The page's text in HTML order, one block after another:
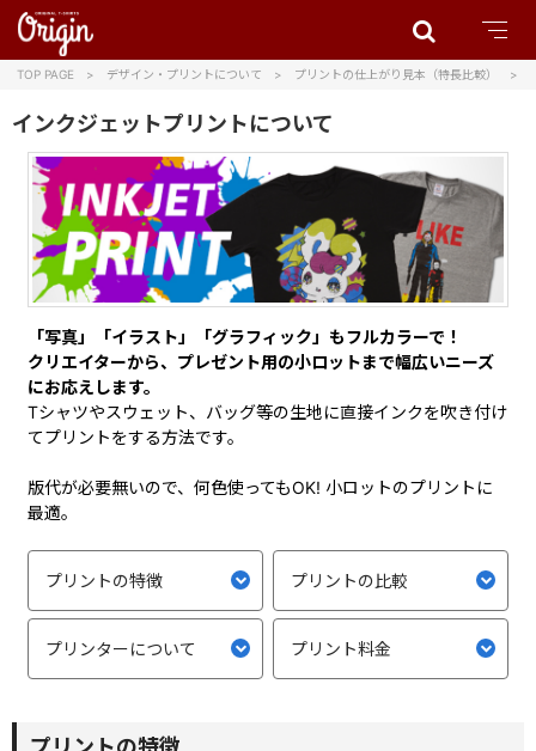
TOP PAGE デザイン・プリントについて プリントの仕上がり見本（特長比較）
インクジェットプリントについて
「写真」「イラスト」「グラフィック」もフルカラーで！
クリエイターから、プレゼント用の小ロットまで幅広いニーズ
にお応えします。
Tシャツやスウェット、バッグ等の生地に直接インクを吹き付け
てプリントをする方法です。
版代が必要無いので、何色使ってもOK! 小ロットのプリントに
最適。
プリントの特徴 プリントの比較
プリンターについて プリント料金